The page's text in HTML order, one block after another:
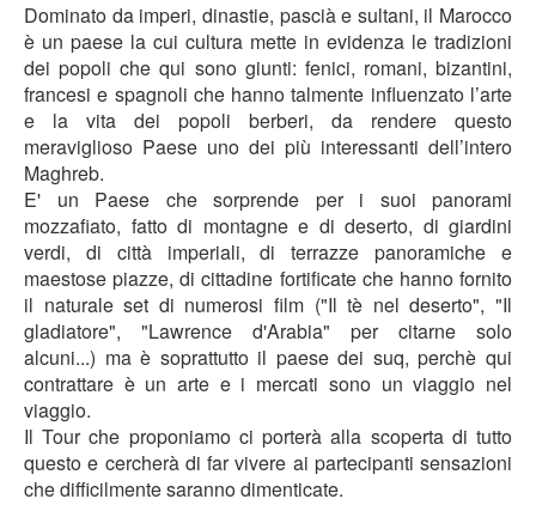
Dominato da imperi, dinastie, pascià e sultani, il Marocco
è un paese la cui cultura mette in evidenza le tradizioni
dei popoli che qui sono giunti: fenici, romani, bizantini,
francesi e spagnoli che hanno talmente influenzato l’arte
e la vita dei popoli berberi, da rendere questo
meraviglioso Paese uno dei più interessanti dell’intero
Maghreb.
E' un Paese che sorprende per i suoi panorami
mozzafiato, fatto di montagne e di deserto, di giardini
verdi, di città imperiali, di terrazze panoramiche e
maestose piazze, di cittadine fortificate che hanno fornito
il naturale set di numerosi film ("Il tè nel deserto", "Il
gladiatore", "Lawrence d'Arabia" per citarne solo
alcuni...) ma è soprattutto il paese dei suq, perchè qui
contrattare è un arte e i mercati sono un viaggio nel
viaggio.
Il Tour che proponiamo ci porterà alla scoperta di tutto
questo e cercherà di far vivere ai partecipanti sensazioni
che difficilmente saranno dimenticate.